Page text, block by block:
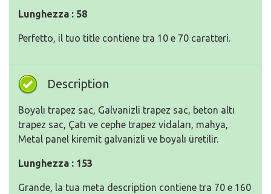
Lunghezza : 58
Perfetto, il tuo title contiene tra 10 e 70 caratteri.
Description
Boyalı trapez sac, Galvanizli trapez sac, beton altı
trapez sac, Çatı ve cephe trapez vidaları, mahya,
Metal panel kiremit galvanizli ve boyalı üretilir.
Lunghezza : 153
Grande, la tua meta description contiene tra 70 e 160